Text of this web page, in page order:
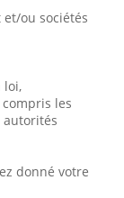
et/ou sociétés
loi,
les
autorités
donné votre